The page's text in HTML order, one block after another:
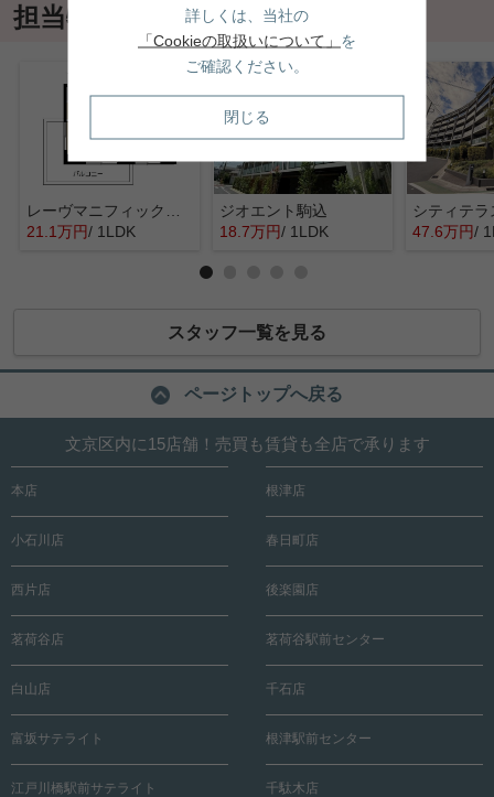
担当物件
レーヴマニフィック本郷
21.1万円/ 1LDK
ジオエント駒込
18.7万円/ 1LDK 47.6万円/
スタッフ一覧を見る
ページトップへ戻る
文京区内に15店舗！売買も賃貸も全店で承ります
本店 根津店
小石川店 春日町店
西片店 後楽園店
茗荷谷店 茗荷谷駅前センター
白山店 千石店
富坂サテライト 根津駅前センター
江戸川橋駅前サテライト 千駄木店
詳しくは、当社の
「Cookieの取扱いについて」 を
ご確認ください。
閉じる